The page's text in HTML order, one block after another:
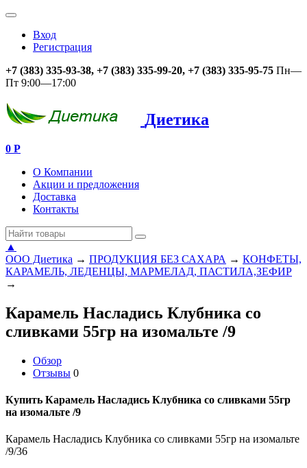
Вход
Регистрация
+7 (383) 335-93-38, +7 (383) 335-99-20, +7 (383) 335-95-75 Пн—
Пт 9:00—17:00
Диетика
0 Р
О Компании
Акции и предложения
Доставка
Контакты
▲
ООО Диетика → ПРОДУКЦИЯ БЕЗ САХАРА → КОНФЕТЫ,
КАРАМЕЛЬ, ЛЕДЕНЦЫ, МАРМЕЛАД, ПАСТИЛА,ЗЕФИР
→
Карамель Насладись Клубника со
сливками 55гр на изомальте /9
Обзор
Отзывы 0
Купить Карамель Насладись Клубника со сливками 55гр
на изомальте /9
Карамель Насладись Клубника со сливками 55гр на изомальте
/9/36